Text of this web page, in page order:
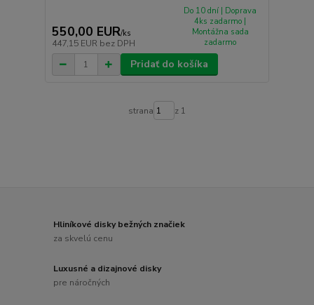
550,00 EUR/ks
447,15 EUR bez DPH
Do 10 dní | Doprava
4ks zadarmo |
Montážna sada
zadarmo
Pridať do košíka
strana z 1
Hliníkové disky bežných značiek
za skvelú cenu
Luxusné a dizajnové disky
pre náročných